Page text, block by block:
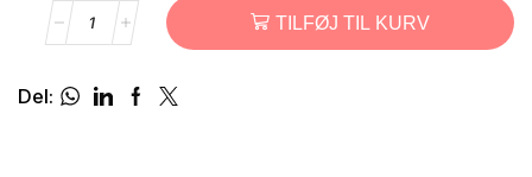
TILFØJ TIL KURV
Del: